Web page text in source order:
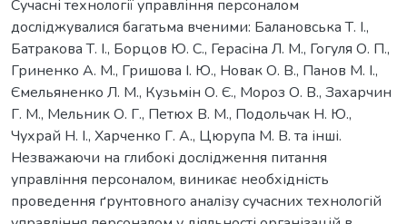
Сучасні технології управління персоналом
досліджувалися багатьма вченими: Балановська Т. І.,
Батракова Т. І., Борцов Ю. С., Герасіна Л. М., Гогуля О. П.,
Гриненко А. М., Гришова І. Ю., Новак О. В., Панов М. І.,
Ємельяненко Л. М., Кузьмін О. Є., Мороз О. В., Захарчин
Г. М., Мельник О. Г., Петюх В. М., Подольчак Н. Ю.,
Чухрай Н. І., Харченко Г. А., Цюрупа М. В. та інші.
Незважаючи на глибокі дослідження питання
управління персоналом, виникає необхідність
проведення ґрунтовного аналізу сучасних технологій